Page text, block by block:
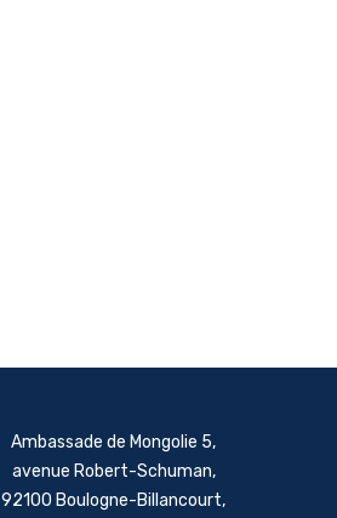
Ambassade de Mongolie 5,
avenue Robert-Schuman,
92100 Boulogne-Billancourt,